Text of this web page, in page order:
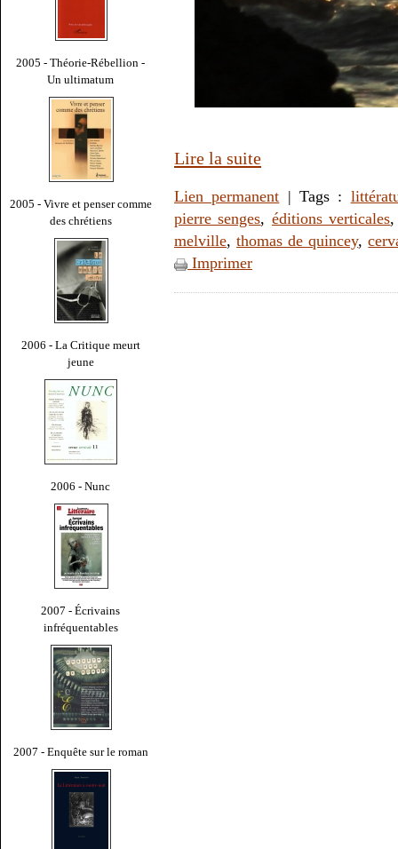
2005 - Théorie-Rébellion -
Un ultimatum
2005 - Vivre et penser comme
des chrétiens
2006 - La Critique meurt
jeune
2006 - Nunc
2007 - Écrivains
infréquentables
2007 - Enquête sur le roman
Lire la suite
Lien permanent | Tags :
pierre senges, éditions verticales
melville,thomas de quincey,
Imprimer